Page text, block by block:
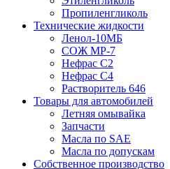
Пропиленгликоль
Технические жидкости
Ленол-10МБ
СОЖ МР-7
Нефрас С2
Нефрас С4
Растворитель 646
Товары для автомобилей
Летняя омывайка
Запчасти
Масла по SAE
Масла по допускам
Собственное производство